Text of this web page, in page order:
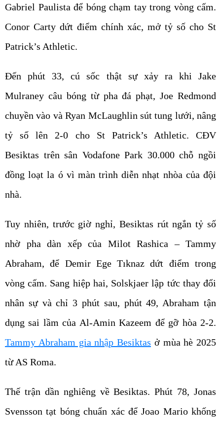
Gabriel Paulista để bóng chạm tay trong vòng cấm.
Conor Carty dứt điểm chính xác, mở tỷ số cho St
Patrick’s Athletic.
Đến phút 33, cú sốc thật sự xảy ra khi Jake
Mulraney câu bóng từ pha đá phạt, Joe Redmond
chuyền vào và Ryan McLaughlin sút tung lưới, nâng
tỷ số lên 2-0 cho St Patrick’s Athletic. CĐV
Besiktas trên sân Vodafone Park 30.000 chỗ ngồi
đồng loạt la ó vì màn trình diễn nhạt nhòa của đội
nhà.
Tuy nhiên, trước giờ nghỉ, Besiktas rút ngắn tỷ số
nhờ pha dàn xếp của Milot Rashica – Tammy
Abraham, để Demir Ege Tıknaz dứt điểm trong
vòng cấm. Sang hiệp hai, Solskjaer lập tức thay đổi
nhân sự và chỉ 3 phút sau, phút 49, Abraham tận
dụng sai lầm của Al-Amin Kazeem để gỡ hòa 2-2.
Tammy Abraham gia nhập Besiktas ở mùa hè 2025
từ AS Roma.
Thế trận dần nghiêng về Besiktas. Phút 78, Jonas
Svensson tạt bóng chuẩn xác để Joao Mario khống